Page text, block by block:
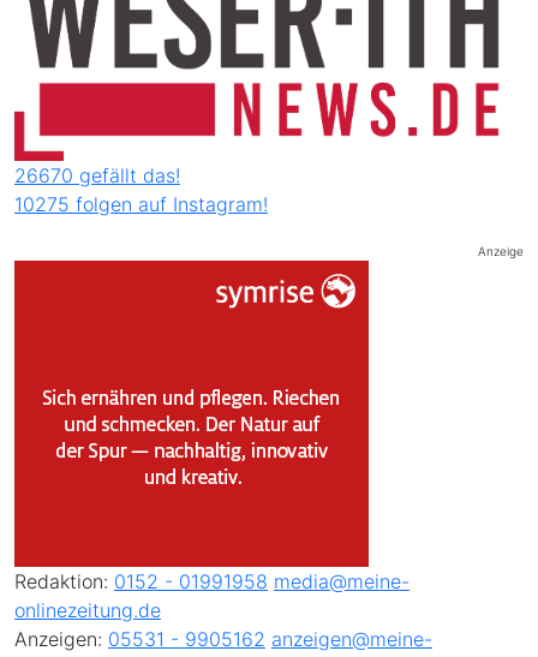
26670 gefällt das!
10275 folgen auf Instagram!
Anzeige
Redaktion: 0152 - 01991958 media@meine-
onlinezeitung.de
Anzeigen: 05531 - 9905162 anzeigen@meine-